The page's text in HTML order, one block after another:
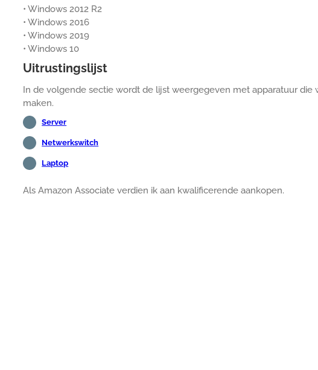
• Windows 2012 R2
• Windows 2016
• Windows 2019
• Windows 10
Uitrustingslijst
In de volgende sectie wordt de lijst weergegeven met apparatuur
maken.
Server
Netwerkswitch
Laptop
Als Amazon Associate verdien ik aan kwalificerende aankopen.